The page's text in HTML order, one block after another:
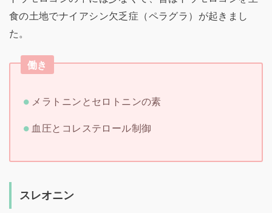
食の土地でナイアシン欠乏症（ペラグラ）が起きまし
た。
働き
メラトニンとセロトニンの素
血圧とコレステロール制御
スレオニン